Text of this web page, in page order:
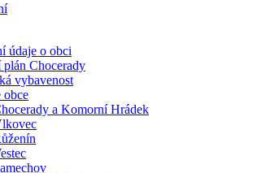
údaje o obci
plán Chocerady
vybavenost
obce
a Komorní Hrádek